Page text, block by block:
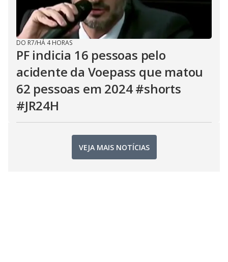
DO R7/HÁ 4 HORAS
PF indicia 16 pessoas pelo
acidente da Voepass que matou
62 pessoas em 2024 #shorts
#JR24H
VEJA MAIS NOTÍCIAS